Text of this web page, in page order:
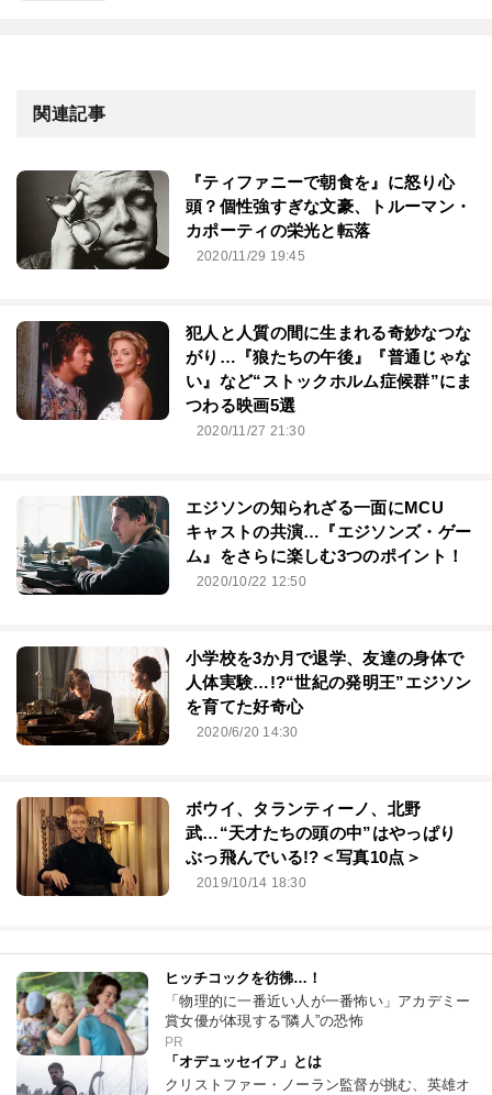
関連記事
『ティファニーで朝食を』に怒り心
頭？個性強すぎな文豪、トルーマン・
カポーティの栄光と転落
2020/11/29 19:45
犯人と人質の間に生まれる奇妙なつな
がり…『狼たちの午後』『普通じゃな
い』など“ストックホルム症候群”にま
つわる映画5選
2020/11/27 21:30
エジソンの知られざる一面にMCU
キャストの共演…『エジソンズ・ゲー
ム』をさらに楽しむ3つのポイント！
2020/10/22 12:50
小学校を3か月で退学、友達の身体で
人体実験…!?“世紀の発明王”エジソン
を育てた好奇心
2020/6/20 14:30
ボウイ、タランティーノ、北野
武…“天才たちの頭の中”はやっぱり
ぶっ飛んでいる!?＜写真10点＞
2019/10/14 18:30
ヒッチコックを彷彿…！
「物理的に一番近い人が一番怖い」アカデミー
賞女優が体現する“隣人”の恐怖
PR
「オデュッセイア」とは
クリストファー・ノーラン監督が挑む、英雄オ